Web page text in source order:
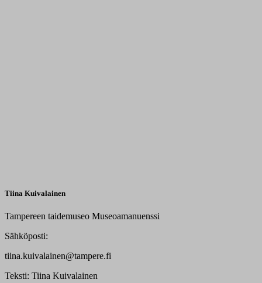
Tiina Kuivalainen
Tampereen taidemuseo Museoamanuenssi
Sähköposti:
tiina.kuivalainen@tampere.fi
Teksti: Tiina Kuivalainen